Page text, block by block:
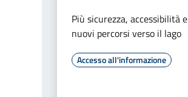
Più sicurezza, accessibilità e
nuovi percorsi verso il lago
Accesso all'informazione